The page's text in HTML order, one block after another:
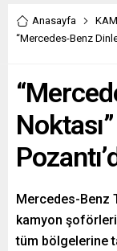
Anasayfa
“Mercedes-Benz
Mercedes-Benz
kamyon
tüm bölgelerine